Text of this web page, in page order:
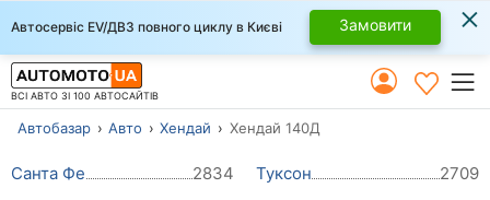
Автосервіс EV/ДВЗ повного циклу в Києві Замовити ×
ВСІ АВТО ЗІ 100 АВТОСАЙТІВ
Автобазар Авто Хендай Хендай 140Д
Санта Фе 2834 Туксон
2709